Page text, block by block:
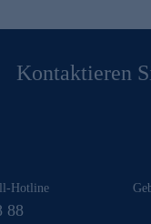
Kontaktieren
Hotline
88